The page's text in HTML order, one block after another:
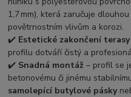
1,7 mm), která zaručuje
povětrnostním vlivům a korozi.
✔️ Estetické zakončení
profilu dotváří čistý a
✔️ Snadná montáž – profil se
betonovému či jinému
samolepící butylové pásky